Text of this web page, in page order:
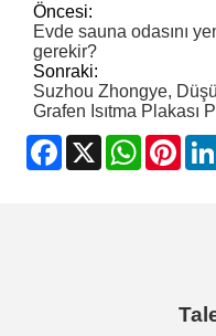
Öncesi:
Evde sauna odasını
gerekir?
Sonraki:
Suzhou Zhongye,
Grafen Isıtma Plakası
Facebook
X